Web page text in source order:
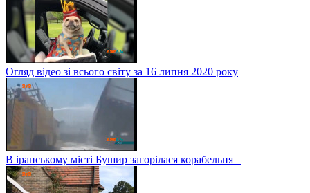
Огляд відео зі всього світу за 16 липня 2020 року
В іранському місті Бушир загорілася корабельня